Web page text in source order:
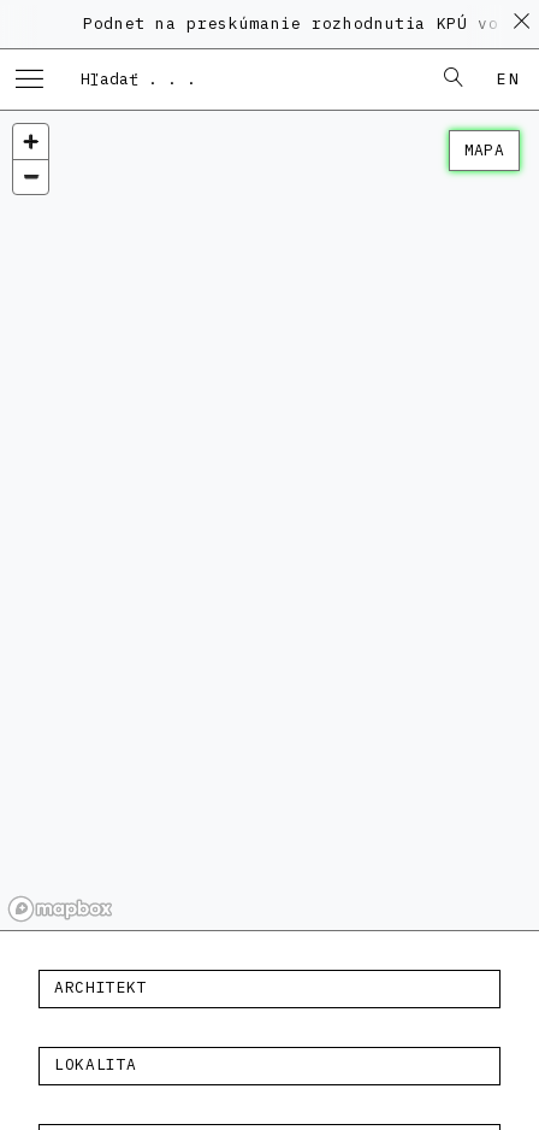
Podnet na preskúmanie rozhodnutia KPÚ vo
EN
MAPA
ARCHITEKT
LOKALITA